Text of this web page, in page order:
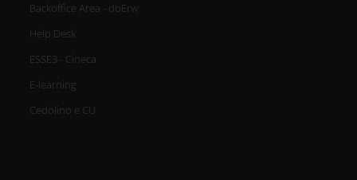
Backoffice Area - dbErw
Help Desk
ESSE3 - Cineca
E-learning
Cedolino e CU